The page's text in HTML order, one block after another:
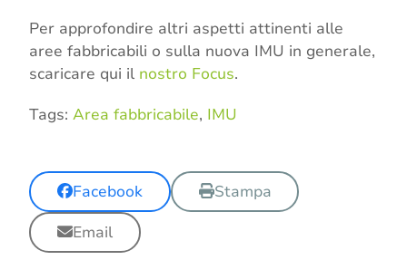
Per approfondire altri aspetti attinenti alle
aree fabbricabili o sulla nuova IMU in generale,
scaricare qui il nostro Focus.
Tags: Area fabbricabile, IMU
Facebook
Stampa
Email